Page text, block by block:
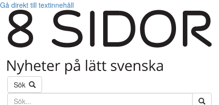
Gå direkt till textinnehåll
Sök
Söktext